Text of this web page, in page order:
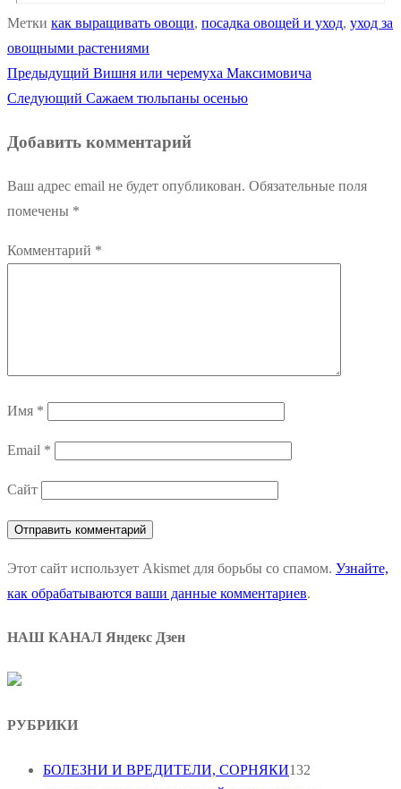
Метки как выращивать овощи, посадка овощей и уход, уход за
овощными растениями
Навигация
записям
Предыдущий Предыдущая
запись:
Вишня или черемуха Максимовича
Следующий Следующая
Сажаем тюльпаны осенью
Добавить комментарий
Ваш адрес email не будет опубликован. Обязательные поля
помечены *
Комментарий *
Имя *
Email *
Сайт
Этот сайт использует Akismet для борьбы со спамом. Узнайте,
как обрабатываются ваши данные комментариев.
НАШ КАНАЛ Яндекс Дзен
РУБРИКИ
БОЛЕЗНИ И ВРЕДИТЕЛИ, СОРНЯКИ132